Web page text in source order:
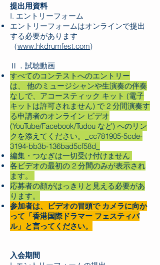
提出用資料
I. エントリーフォーム
エントリーフォームはオンラインで提出
する必要があります
（www.hkdrumfest.com)
Ⅱ．試聴動画
すべてのコンテストへのエントリー
は、
他のミュージシャンや生演奏の伴奏
なしで、アコースティック キット (電子
キットは許可されません) で 2 分間演奏す
る申請者のオンライン ビデオ
(YouTube/Facebook/Tudou など) へのリン
クを添えてください。_cc781905-5cde-
3194-bb3b-136bad5cf58d_
編集・つなぎは一切受け付けません
各ビデオの最初の 2 分間のみが表示され
ます。
応募者の顔がはっきりと見える必要があ
ります。
参加者は、ビデオの冒頭で​ カメラに向か
って「香港国際ドラマー フェスティバ
ル」と言ってください。
入会期間